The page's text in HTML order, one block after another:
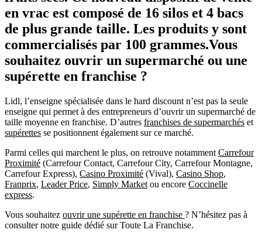
en vrac est composé de 16 silos et 4 bacs
de plus grande taille. Les produits y sont
commercialisés par 100 grammes.Vous
souhaitez ouvrir un supermarché ou une
supérette en franchise ?
Lidl, l’enseigne spécialisée dans le hard discount n’est pas la seule
enseigne qui permet à des entrepreneurs d’ouvrir un supermarché de
taille moyenne en franchise. D’autres franchises de supermarchés et
supérettes se positionnent également sur ce marché.
Parmi celles qui marchent le plus, on retrouve notamment Carrefour
Proximité (Carrefour Contact, Carrefour City, Carrefour Montagne,
Carrefour Express), Casino Proximité (Vival), Casino Shop,
Franprix, Leader Price, Simply Market ou encore Coccinelle
express.
Vous souhaitez ouvrir une supérette en franchise ? N’hésitez pas à
consulter notre guide dédié sur Toute La Franchise.